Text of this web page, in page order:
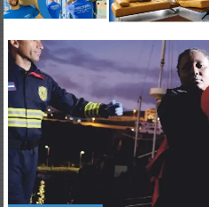
Kanarischen
Inseln